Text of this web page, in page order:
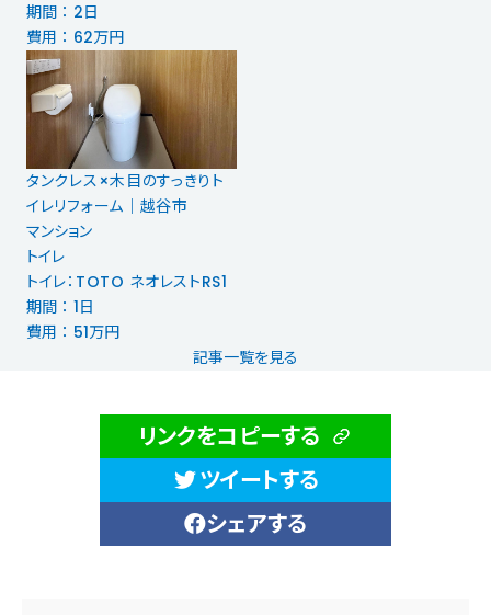
期間 ： 2日
費用 ： 62万円
タンクレス×木目のすっきりト
イレリフォーム｜越谷市
マンション
トイレ
トイレ：TOTO ネオレストRS1
期間 ： 1日
費用 ： 51万円
記事一覧を見る
リンクをコピーする
ツイートする
シェアする